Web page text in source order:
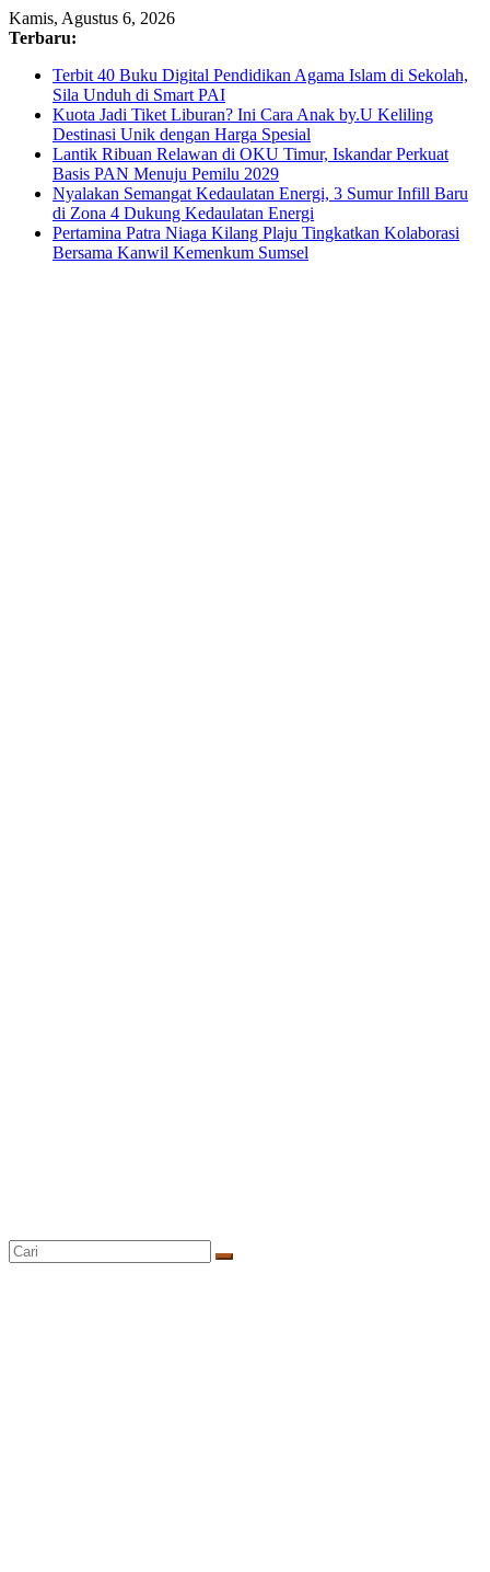
Skip
to
Kamis, Agustus 6, 2026
Terbaru:
Terbit 40 Buku Digital Pendidikan Agama Islam di Sekolah,
Sila Unduh di Smart PAI
Kuota Jadi Tiket Liburan? Ini Cara Anak by.U Keliling
Destinasi Unik dengan Harga Spesial
Lantik Ribuan Relawan di OKU Timur, Iskandar Perkuat
Basis PAN Menuju Pemilu 2029
Nyalakan Semangat Kedaulatan Energi, 3 Sumur Infill Baru
di Zona 4 Dukung Kedaulatan Energi
Pertamina Patra Niaga Kilang Plaju Tingkatkan Kolaborasi
Bersama Kanwil Kemenkum Sumsel